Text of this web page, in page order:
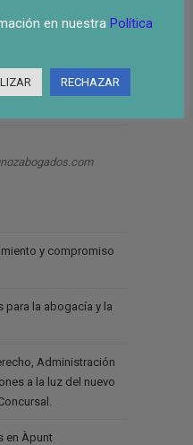
y compromiso
para la abogacía y la
Administración
a la luz del nuevo
en Àpunt
en nuestra Política
RECHAZAR